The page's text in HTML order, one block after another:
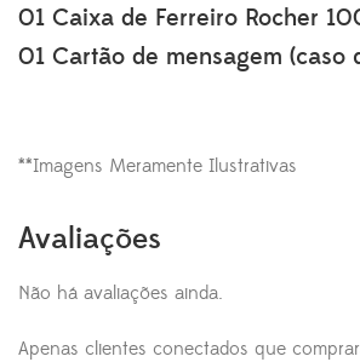
01 Caixa de Ferreiro Rocher
01 Cartão de mensagem (caso
**Imagens Meramente Ilustrativas
Avaliações
Não há avaliações ainda.
Apenas clientes conectados que